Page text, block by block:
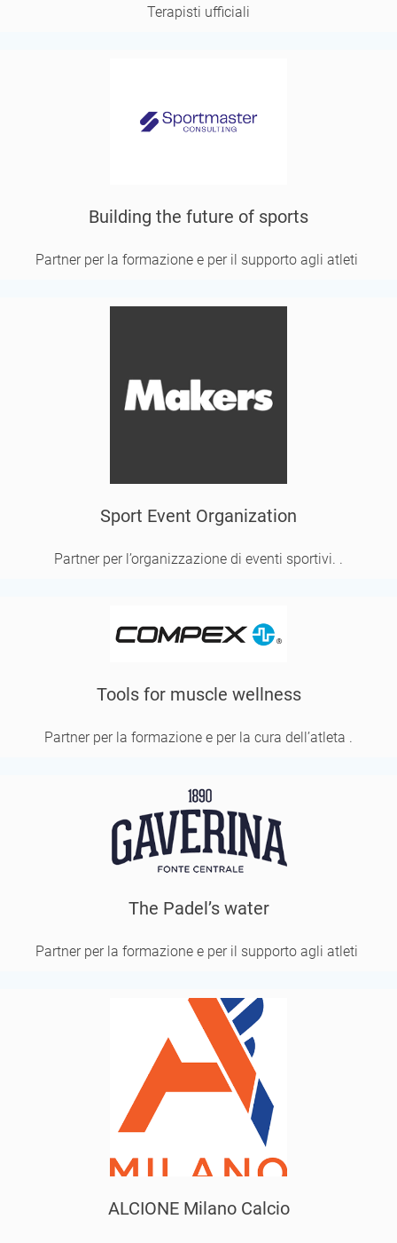
Terapisti ufficiali
Building the future of sports
Partner per la formazione e per il supporto agli atleti
Sport Event Organization
Partner per l’organizzazione di eventi sportivi. .
Tools for muscle wellness
Partner per la formazione e per la cura dell’atleta .
The Padel’s water
Partner per la formazione e per il supporto agli atleti
ALCIONE Milano Calcio